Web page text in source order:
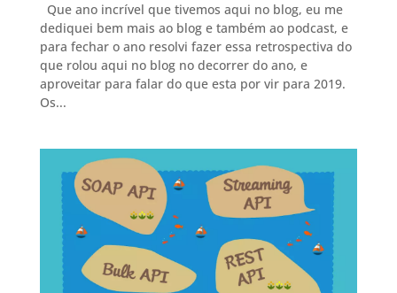
Que ano incrível que tivemos aqui no blog, eu me
dediquei bem mais ao blog e também ao podcast, e
para fechar o ano resolvi fazer essa retrospectiva do
que rolou aqui no blog no decorrer do ano, e
aproveitar para falar do que esta por vir para 2019.
Os...